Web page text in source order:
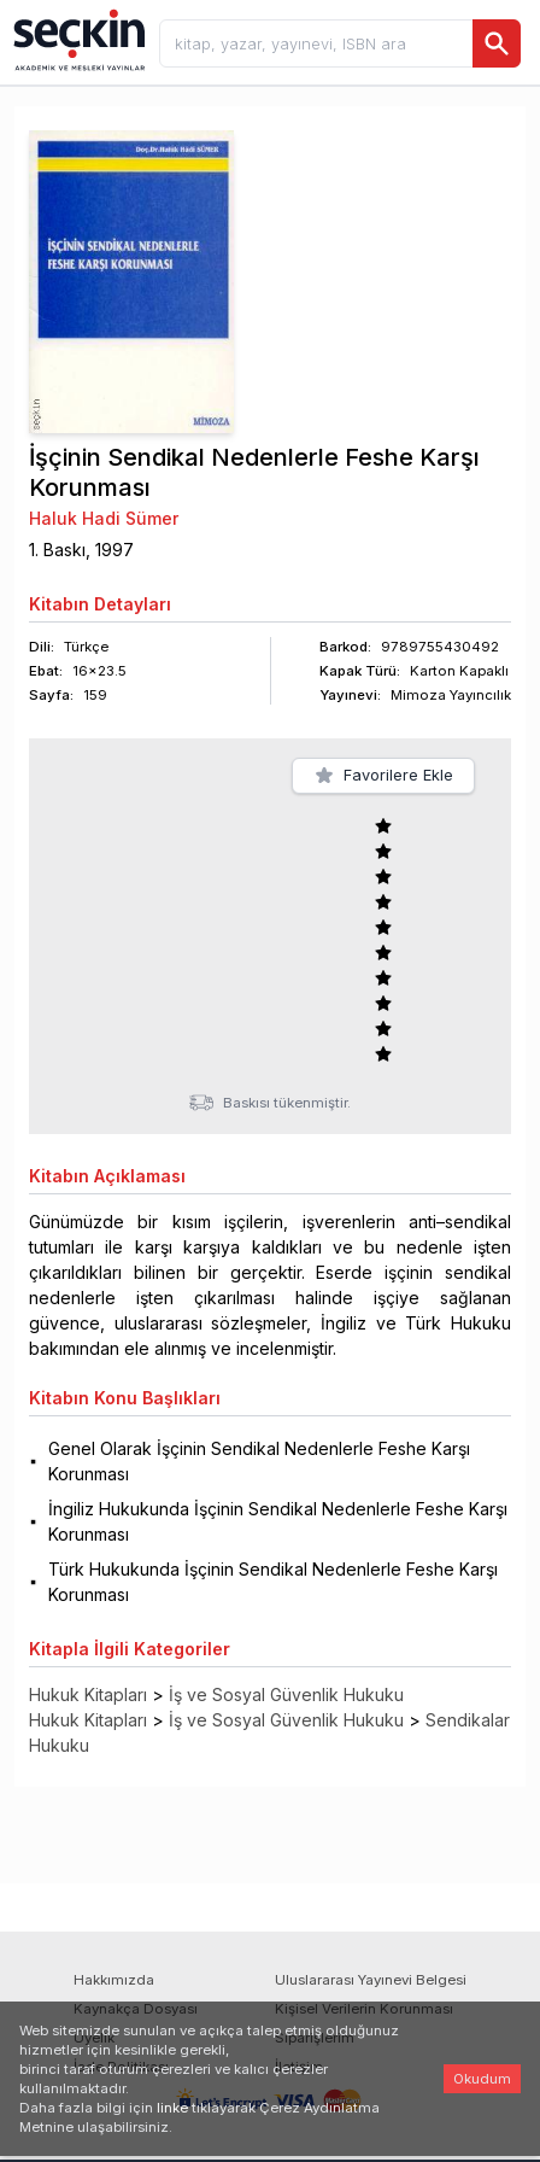
İşçinin Sendikal Nedenlerle Feshe Karşı
Korunması
Haluk Hadi Sümer
1. Baskı, 1997
Kitabın Detayları
Dili:
Türkçe
Ebat:
16x23.5
Sayfa: 159
Barkod:
9789755430492
Kapak Türü:
Karton Kapaklı
Yayınevi:
Mimoza Yayıncılık
Favorilere Ekle
Baskısı tükenmiştir.
Kitabın Açıklaması
Günümüzde bir kısım işçilerin, işverenlerin anti–sendikal
tutumları ile karşı karşıya kaldıkları ve bu nedenle işten
çıkarıldıkları bilinen bir gerçektir. Eserde işçinin sendikal
nedenlerle işten çıkarılması halinde işçiye sağlanan
güvence, uluslararası sözleşmeler, İngiliz ve Türk Hukuku
bakımından ele alınmış ve incelenmiştir.
Kitabın Konu Başlıkları
Genel Olarak İşçinin Sendikal Nedenlerle Feshe Karşı
Korunması
İngiliz Hukukunda İşçinin Sendikal Nedenlerle Feshe Karşı
Korunması
Türk Hukukunda İşçinin Sendikal Nedenlerle Feshe Karşı
Korunması
Kitapla İlgili Kategoriler
Hukuk Kitapları > İş ve Sosyal Güvenlik Hukuku
Hukuk Kitapları > İş ve Sosyal Güvenlik Hukuku > Sendikalar
Hukuku
Hakkımızda
Uluslararası Yayınevi Belgesi
Kaynakça Dosyası
Kişisel Verilerin Korunması
Üyelik
Siparişlerim
İade Politikası
İletişim
Web sitemizde sunulan ve açıkça talep etmiş olduğunuz
hizmetler için kesinlikle gerekli,
birinci taraf oturum çerezleri ve kalıcı çerezler
kullanılmaktadır.
Daha fazla bilgi için linke tıklayarak Çerez Aydınlatma
Metnine ulaşabilirsiniz.
Okudum